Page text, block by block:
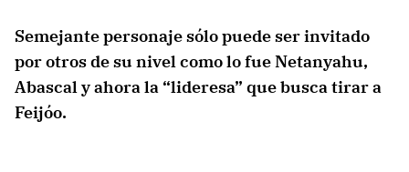
Semejante personaje sólo puede ser invitado
por otros de su nivel como lo fue Netanyahu,
Abascal y ahora la “lideresa” que busca tirar a
Feijóo.